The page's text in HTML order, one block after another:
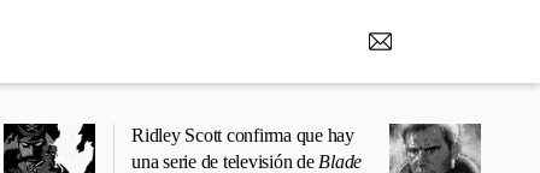
Ridley Scott confirma que hay
una serie de televisión de Blade